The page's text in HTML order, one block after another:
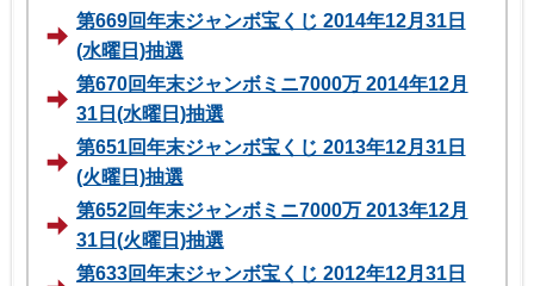
第669回年末ジャンボ宝くじ 2014年12月31日
(水曜日)抽選
第670回年末ジャンボミニ7000万 2014年12月
31日(水曜日)抽選
第651回年末ジャンボ宝くじ 2013年12月31日
(火曜日)抽選
第652回年末ジャンボミニ7000万 2013年12月
31日(火曜日)抽選
第633回年末ジャンボ宝くじ 2012年12月31日